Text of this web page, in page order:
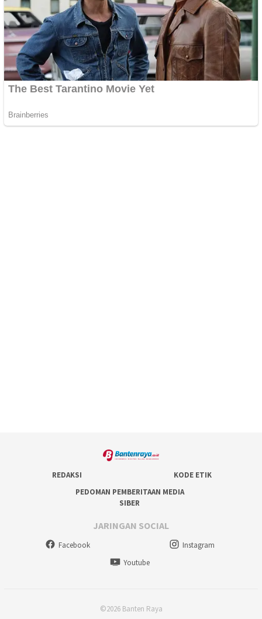
REDAKSI
KODE ETIK
PEDOMAN PEMBERITAAN MEDIA
SIBER
JARINGAN SOCIAL
Facebook
Instagram
Youtube
©2026 Banten Raya